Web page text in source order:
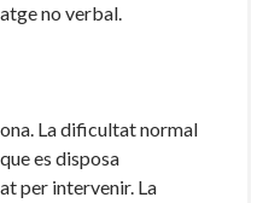
no verbal.
La dificultat normal
es disposa
per intervenir. La